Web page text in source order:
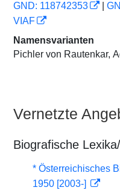
GND: 118742353
VIAF
Namensvarianten
Pichler von Rautenkar,
Vernetzte
Biografische
* Österreichisches
1950 [2003-]